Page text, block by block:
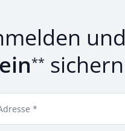
und
** sichern
*